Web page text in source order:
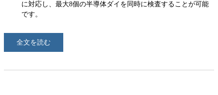
に対応し、最大8個の半導体ダイを同時に検査することが可能
です。
全文を読む